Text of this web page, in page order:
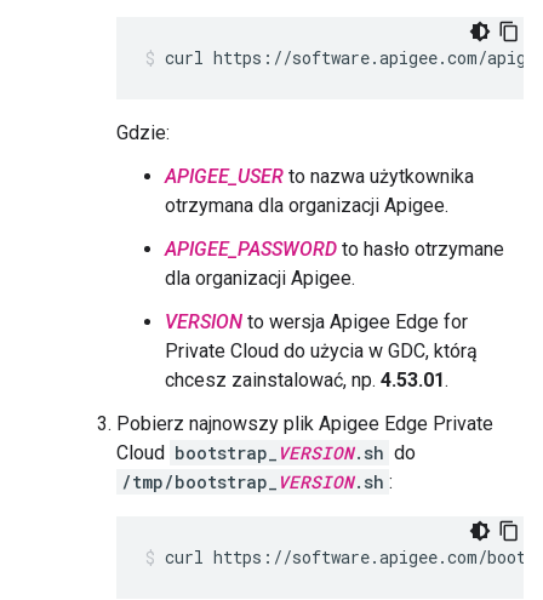
curl https://software.apigee.com/
Gdzie:
APIGEE_USER to nazwa użytkownika
otrzymana dla organizacji Apigee.
APIGEE_PASSWORD to hasło otrzymane
dla organizacji Apigee.
VERSION to wersja Apigee Edge for
Private Cloud do użycia w GDC, którą
chcesz zainstalować, np. 4.53.01.
Pobierz najnowszy plik Apigee Edge Private
Cloud bootstrap_ VERSION.sh do
/tmp/bootstrap_
VERSION.sh :
curl https://software.apigee.com/